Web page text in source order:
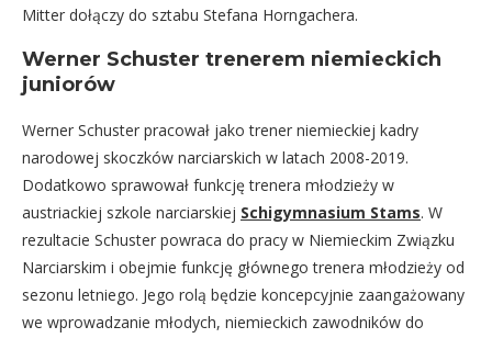
Mitter dołączy do sztabu Stefana Horngachera.
Werner Schuster trenerem niemieckich
juniorów
Werner Schuster pracował jako trener niemieckiej kadry
narodowej skoczków narciarskich w latach 2008-2019.
Dodatkowo sprawował funkcję trenera młodzieży w
austriackiej szkole narciarskiej Schigymnasium Stams. W
rezultacie Schuster powraca do pracy w Niemieckim Związku
Narciarskim i obejmie funkcję głównego trenera młodzieży od
sezonu letniego. Jego rolą będzie koncepcyjnie zaangażowany
we wprowadzanie młodych, niemieckich zawodników do